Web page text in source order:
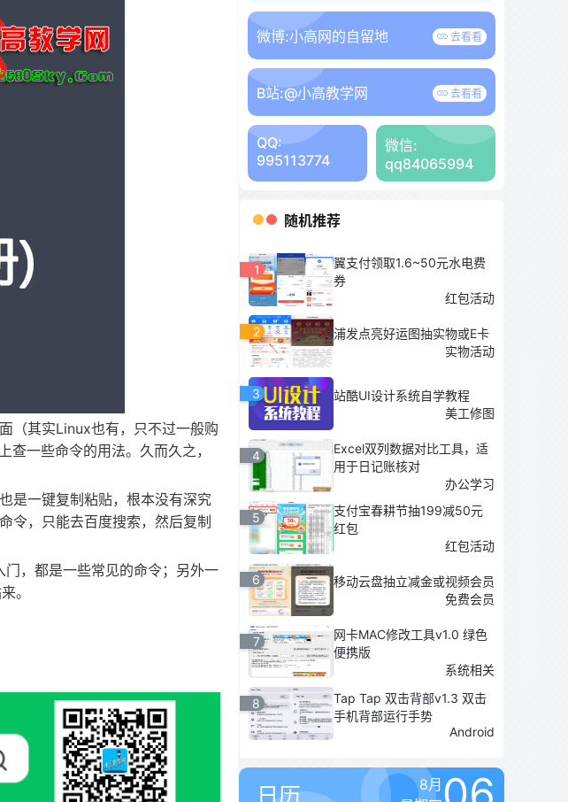
（其实Linux也有，只不过一般购
一些命令的用法。久而久之，
是一键复制粘贴，根本没有深究
令，只能去百度搜索，然后复制
，都是一些常见的命令；另外一
。
微博:小高网的自留地 去看看
B站:@小高教学网 去看看
QQ:
995113774
微信:
qq84065994
随机推荐
1
翼支付领取1.6~50元水电费
券
红包活动
2
浦发点亮好运图抽实物或E卡
实物活动
3
站酷UI设计系统自学教程
美工修图
4
Excel双列数据对比工具，适
用于日记账核对
办公学习
5
支付宝春耕节抽199减50元
红包
红包活动
6
移动云盘抽立减金或视频会员
免费会员
7
网卡MAC修改工具v1.0 绿色
便携版
系统相关
8
Tap Tap 双击背部v1.3 双击
手机背部运行手势
Android
日历
8月